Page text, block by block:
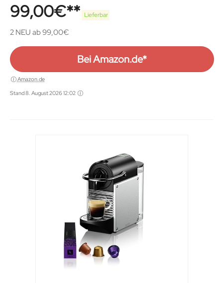
99,00€ Lieferbar
2 NEU ab 99,00€
Bei Amazon.de*
Amazon.de
Stand 8. August 2026 12:02